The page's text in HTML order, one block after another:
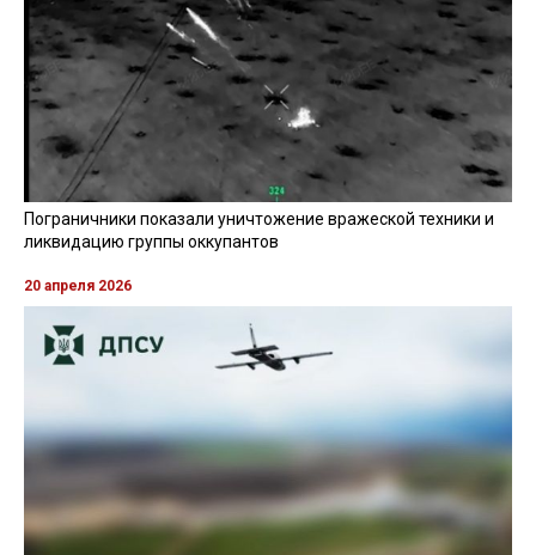
Пограничники показали уничтожение вражеской техники и
ликвидацию группы оккупантов
20 апреля 2026